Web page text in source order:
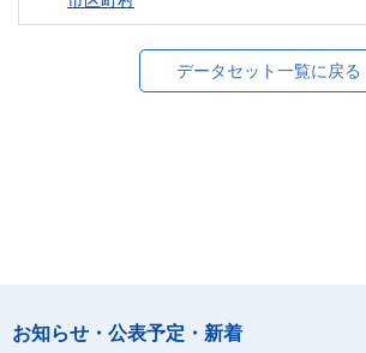
データセット一覧に戻る
お知らせ・公表予定・新着